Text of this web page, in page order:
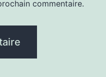
commentaire.